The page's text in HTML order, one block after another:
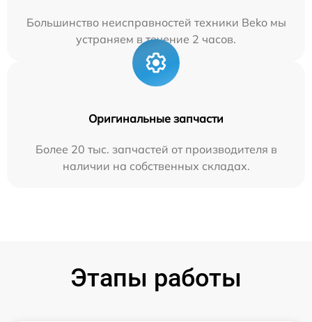
Большинство неисправностей техники Beko мы
устраняем в течение 2 часов.
Оригинальные запчасти
Более 20 тыс. запчастей от производителя в
наличии на собственных складах.
Этапы работы